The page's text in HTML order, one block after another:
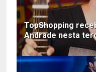
TopShopping
Andrade nesta